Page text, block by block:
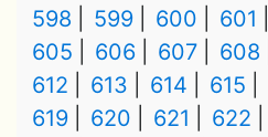
598
599 600 601
605
606 607 608
612
613 614 615
619
620 621 622